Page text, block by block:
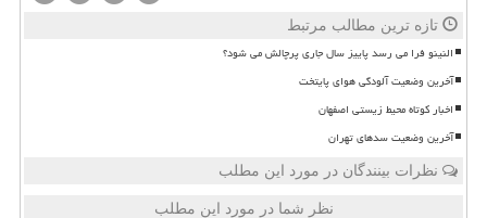
تازه ترین مطالب مرتبط
النینو فرا می رسد پاییز سال جاری پرچالش می شود؟
آخرین وضعیت آلودگی هوای پایتخت
اخبار کوتاه محیط زیستی اصفهان
آخرین وضعیت سدهای تهران
نظرات بینندگان در مورد این مطلب
نظر شما در مورد این مطلب